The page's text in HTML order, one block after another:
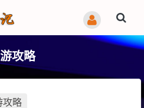
攻略
攻略